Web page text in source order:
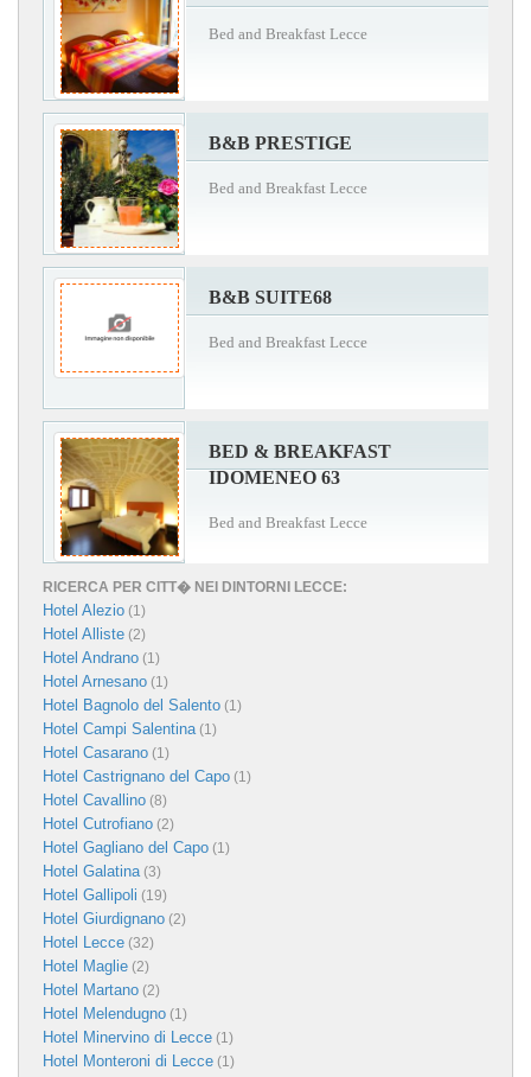
Bed and Breakfast Lecce
B&B PRESTIGE
Bed and Breakfast Lecce
B&B SUITE68
Bed and Breakfast Lecce
BED & BREAKFAST
IDOMENEO 63
Bed and Breakfast Lecce
RICERCA PER CITT� NEI DINTORNI LECCE:
Hotel Alezio (1)
Hotel Alliste (2)
Hotel Andrano (1)
Hotel Arnesano (1)
Hotel Bagnolo del Salento (1)
Hotel Campi Salentina(1)
Hotel Casarano (1)
Hotel Castrignano del Capo (1)
Hotel Cavallino (8)
Hotel Cutrofiano (2)
Hotel Gagliano del Capo (1)
Hotel Galatina(3)
Hotel Gallipoli (19)
Hotel Giurdignano (2)
Hotel Lecce (32)
Hotel Maglie (2)
Hotel Martano (2)
Hotel Melendugno (1)
Hotel Minervino di Lecce (1)
Hotel Monteroni di Lecce (1)